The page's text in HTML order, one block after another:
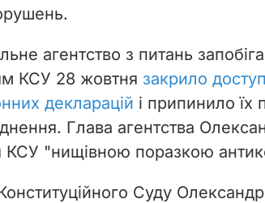
агентство з питань
КСУ 28 жовтня закрило
декларацій і припинило їх
Глава агентства
КСУ "нищівною поразкою
Суду